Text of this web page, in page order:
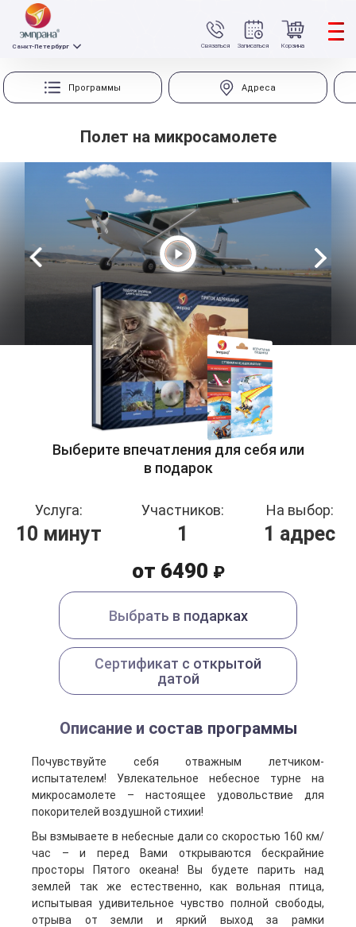
Связаться
Санкт-Петербург Записаться Корзина
Программы Адреса
Полет на микросамолете
Выберите впечатления для себя или
в подарок
Услуга:
10 минут
Участников:
1
На выбор:
1 адрес
от 6490 ₽
Выбрать в подарках
Сертификат с открытой
датой
Описание и состав программы
Почувствуйте себя отважным летчиком-
испытателем! Увлекательное небесное турне на
микросамолете – настоящее удовольствие для
покорителей воздушной стихии!
Вы взмываете в небесные дали со скоростью 160 км/
час – и перед Вами открываются бескрайние
просторы Пятого океана! Вы будете парить над
землей так же естественно, как вольная птица,
испытывая удивительное чувство полной свободы,
отрыва от земли и яркий выход за рамки